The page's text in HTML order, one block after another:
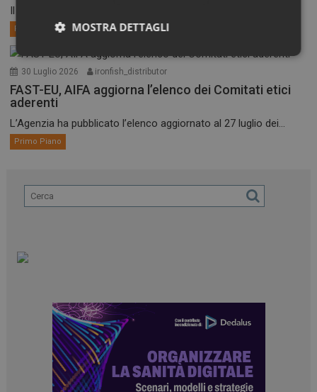
Il Comitato per i medicinali per uso umano dell’EMA,...
Primo Piano
30 Luglio 2026 ironfish_distributor
FAST-EU, AIFA aggiorna l’elenco dei Comitati etici
aderenti
L’Agenzia ha pubblicato l’elenco aggiornato al 27 luglio dei...
Primo Piano
MOSTRA DETTAGLI
Necessari Marketing
I cookie necessari contribuiscono a rendere fruibile il
navigazione sulle pagine e l'accesso alle aree